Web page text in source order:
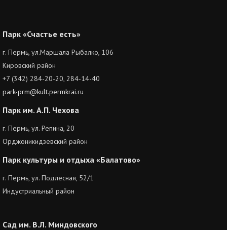
Парк «Счастье есть»
г. Пермь, ул.Маршала Рыбалко, 106
Кировский район
+7 (342) 284-20-20, 284-14-40
park-prm@kult.permkrai.ru
Парк им. А.П. Чехова
г. Пермь, ул. Репина, 20
Орджоникидзевский район
Парк культуры и отдыха «Балатово»
г. Пермь, ул. Подлесная, 52/1
Индустриальный район
Сад им. В.Л. Миндовского